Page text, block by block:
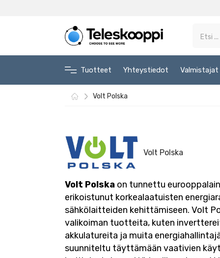
Tuotteet Yhteystiedot Valmistajat
Volt Polska
Volt Polska
Volt Polska on tunnettu
erikoistunut korkealaatuisten
sähkölaitteiden kehittämiseen. Volt
valikoiman tuotteita, kuten
akkulatureita ja muita
suunniteltu täyttämään vaativien